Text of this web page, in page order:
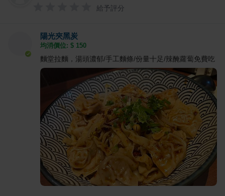
給予評分
陽光夾黑炭
均消價位: $ 150
麵堂拉麵，湯頭濃郁/手工麵條/份量十足/辣醃蘿蔔免費吃